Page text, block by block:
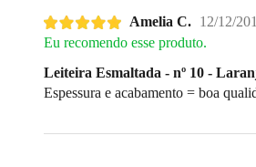
Amelia C. 12/12/
Eu recomendo esse produto.
Leiteira Esmaltada - nº 10 -
Espessura e acabamento = boa